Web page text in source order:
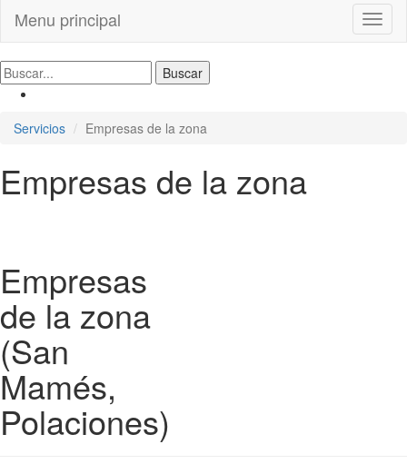
Menu principal
Servicios Empresas de la zona
Empresas de la zona
Empresas
de la zona
(San
Mamés,
Polaciones)